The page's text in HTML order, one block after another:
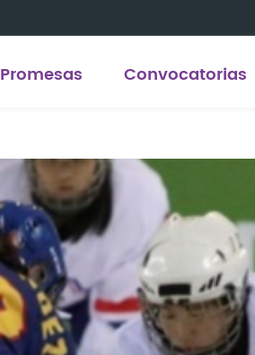
Promesas Convocatorias